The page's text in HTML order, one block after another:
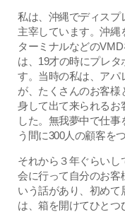
私は、沖縄でディスプ
主宰しています。沖縄
ターミナルなどの
は、19才の時にプレ
す。当時の私は、アパ
が、たくさんのお客様
身して出て来られるお
した。無我夢中で仕
う間に300人の顧客を
それから３年ぐらいし
会に行って自分のお客
いう話があり、初めて
は、箱を開けてひとつ